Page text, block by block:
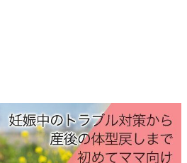
」
り棒とS字フックを購入。押し入れ